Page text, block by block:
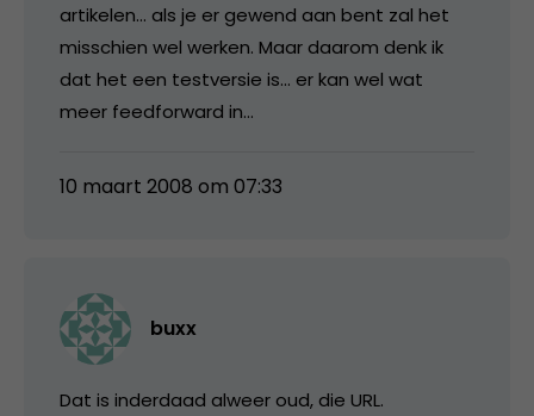
artikelen… als je er gewend aan bent zal het
misschien wel werken. Maar daarom denk ik
dat het een testversie is… er kan wel wat
meer feedforward in…
10 maart 2008 om 07:33
buxx
Dat is inderdaad alweer oud, die URL.